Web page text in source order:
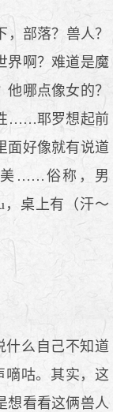
部落？兽人？
界啊？难道是魔
哪点像女的？
……耶罗想起前
面好像就有说道
……俗称，男
桌上有（汗～
么自己不知道
嘀咕。其实，这
想看看这俩兽人